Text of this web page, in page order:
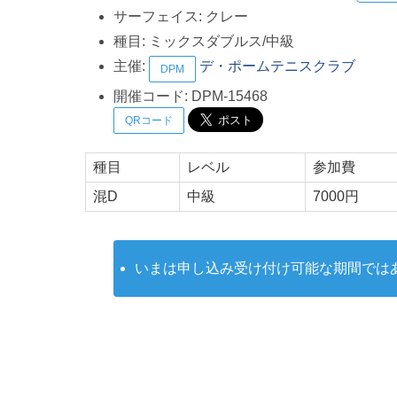
サーフェイス: クレー
種目: ミックスダブルス/中級
主催:
DPM
デ・ポームテニスクラブ
開催コード: DPM-15468
QRコード
種目 レベル
参加費
混D
中級 7000円
いまは申し込み受け付け可能な期間では